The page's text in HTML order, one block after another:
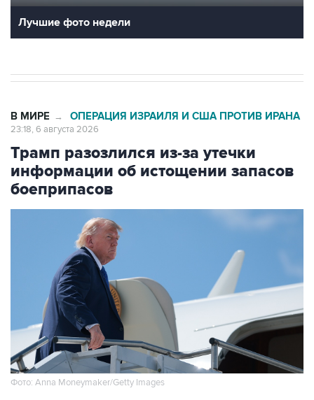
Лучшие фото недели
В МИРЕ → ОПЕРАЦИЯ ИЗРАИЛЯ И США ПРОТИВ ИРАНА
23:18, 6 августа 2026
Трамп разозлился из-за утечки
информации об истощении запасов
боеприпасов
Фото: Anna Moneymaker/Getty Images